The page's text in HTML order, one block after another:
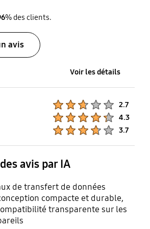
Samsumg Portable SSD
Software 1.0 (*Optional
Password Protection)
C-
RoHS Compliance
RoHS2
% des clients.
avis
Voir les détails
2.7
4.3
3.7
avis par IA
de transfert de données
compacte et durable,
transparente sur les